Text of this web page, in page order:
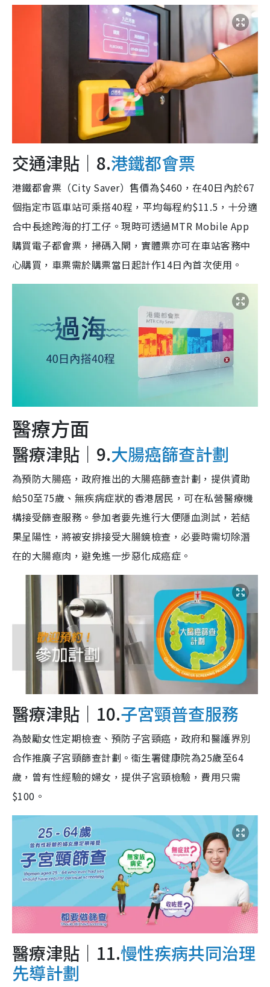
交通津貼｜8.港鐵都會票
港鐵都會票（City Saver）售價為$460，在40日內於67
個指定市區車站可乘搭40程，平均每程約$11.5，十分適
合中長途跨海的打工仔。現時可透過MTR Mobile App
購買電子都會票，掃碼入閘，實體票亦可在車站客務中
心購買，車票需於購票當日起計作14日內首次使用。
醫療方面
醫療津貼｜9.大腸癌篩查計劃
為預防大腸癌，政府推出的大腸癌篩查計劃，提供資助
給50至75歲、無疾病症狀的香港居民，可在私營醫療機
構接受篩查服務。參加者要先進行大便隱血測試，若結
果呈陽性，將被安排接受大腸鏡檢查，必要時需切除潛
在的大腸瘜肉，避免進一步惡化成癌症。
醫療津貼｜10.子宮頸普查服務
為鼓勵女性定期檢查、預防子宮頸癌，政府和醫護界別
合作推廣子宮頸篩查計劃。衞生署健康院為25歲至64
歲，曾有性經驗的婦女，提供子宮頸檢驗，費用只需
$100。
醫療津貼｜11.慢性疾病共同治理
先導計劃